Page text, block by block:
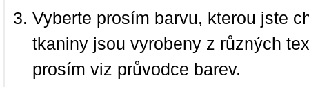
Vyberte prosím barvu, kterou jste
tkaniny jsou vyrobeny z různých
prosím viz průvodce barev.